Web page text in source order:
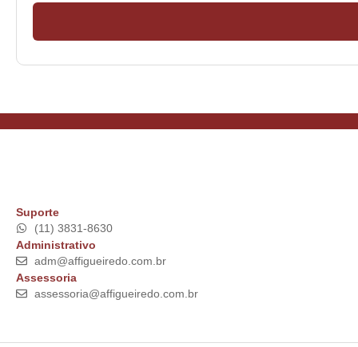
Suporte
(11) 3831-8630
Administrativo
adm@affigueiredo.com.br
Assessoria
assessoria@affigueiredo.com.br